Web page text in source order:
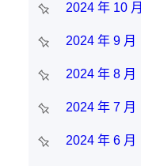
2024 年 10 月
2024 年 9 月
2024 年 8 月
2024 年 7 月
2024 年 6 月